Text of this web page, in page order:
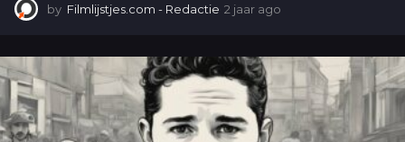
by Filmlijstjes.com - Redactie 2 jaar ago
a
g
o